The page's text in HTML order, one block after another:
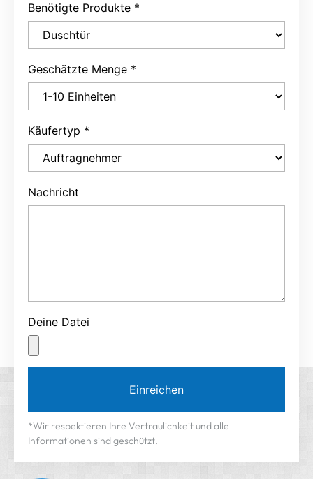
Benötigte Produkte *
Geschätzte Menge *
Käufertyp *
Nachricht
Deine Datei
Einreichen
*Wir respektieren Ihre Vertraulichkeit und alle
Informationen sind geschützt.